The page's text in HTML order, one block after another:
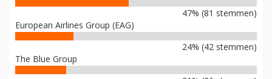
47% (81 stemmen)
European Airlines Group (EAG)
24% (42 stemmen)
The Blue Group